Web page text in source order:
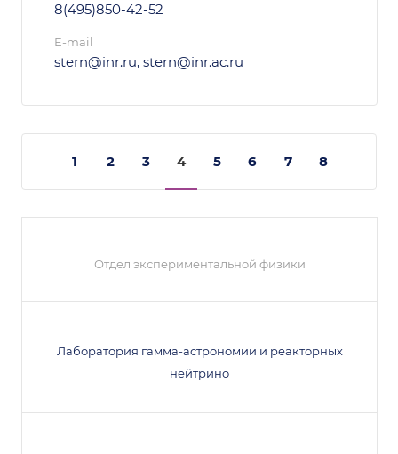
8(495)850-42-52
E-mail
stern@inr.ru, stern@inr.ac.ru
1 2 3 4 5 6 7 8
Отдел экспериментальной физики
Лаборатория гамма-астрономии и реакторных
нейтрино